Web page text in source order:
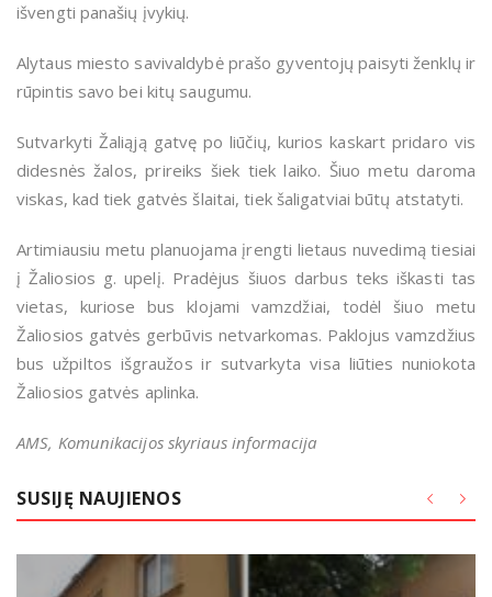
išvengti panašių įvykių.
Alytaus miesto savivaldybė prašo gyventojų paisyti ženklų ir
rūpintis savo bei kitų saugumu.
Sutvarkyti Žaliąją gatvę po liūčių, kurios kaskart pridaro vis
didesnės žalos, prireiks šiek tiek laiko. Šiuo metu daroma
viskas, kad tiek gatvės šlaitai, tiek šaligatviai būtų atstatyti.
Artimiausiu metu planuojama įrengti lietaus nuvedimą tiesiai
į Žaliosios g. upelį. Pradėjus šiuos darbus teks iškasti tas
vietas, kuriose bus klojami vamzdžiai, todėl šiuo metu
Žaliosios gatvės gerbūvis netvarkomas. Paklojus vamzdžius
bus užpiltos išgraužos ir sutvarkyta visa liūties nuniokota
Žaliosios gatvės aplinka.
AMS, Komunikacijos skyriaus informacija
SUSIJĘ NAUJIENOS